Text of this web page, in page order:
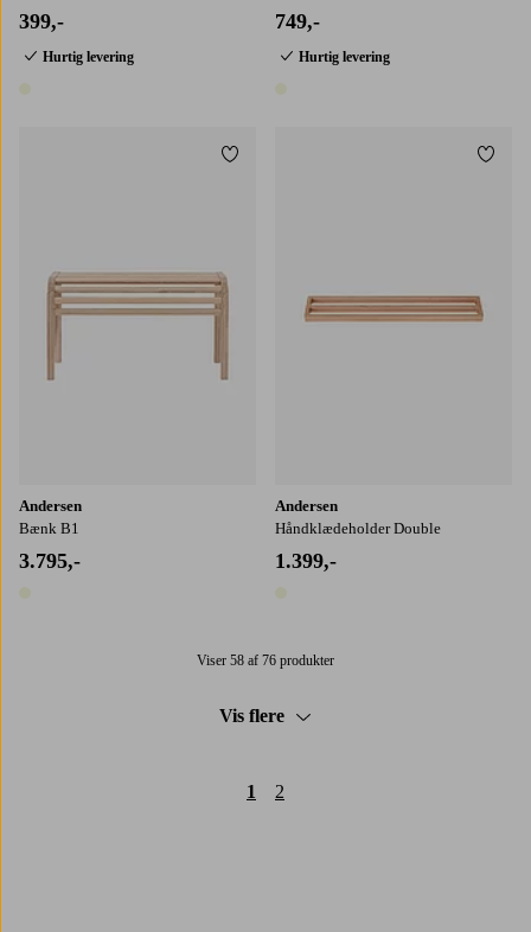
399,-
Hurtig levering
749,-
Hurtig levering
Andersen
Bænk B1
3.795,-
Tilføj til favoritter
Andersen
Håndklædeholder Double
1.399,-
Viser 58 af 76 produkter
Vis flere
1 2